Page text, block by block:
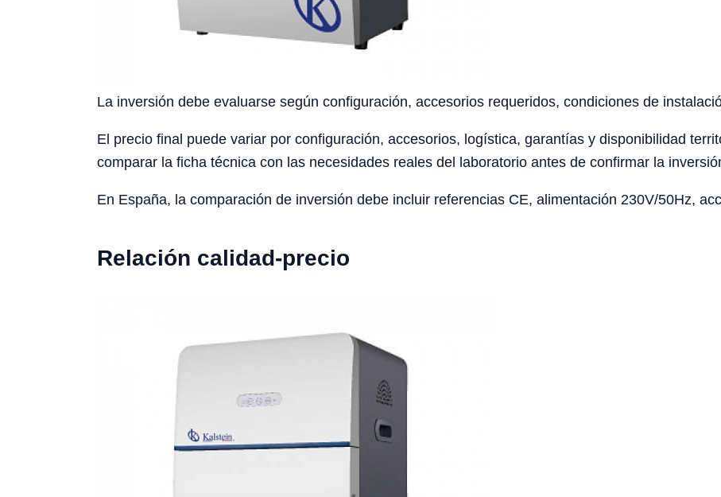
La inversión debe evaluarse según configuración, accesorios requeridos, condiciones de
El precio final puede variar por configuración, accesorios, logística, garantías y disponibilidad
comparar la ficha técnica con las necesidades reales del laboratorio antes de confirmar la
En España, la comparación de inversión debe incluir referencias CE, alimentación 230V/50Hz,
Relación calidad-precio